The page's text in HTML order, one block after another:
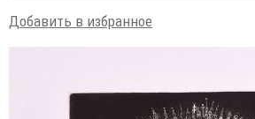
Добавить в избранное